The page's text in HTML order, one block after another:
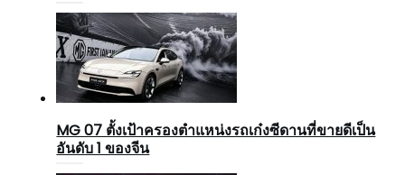
MG 07 ตั้งเป้าครองตำแหน่งรถเก๋งซีดานที่ขายดีเป็น
อันดับ 1 ของจีน